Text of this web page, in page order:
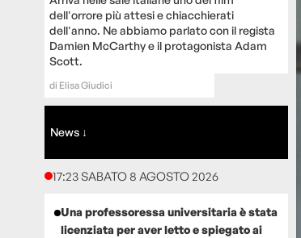
dell'orrore più attesi e chiacchierati
dell'anno. Ne abbiamo parlato con il regista
Damien McCarthy e il protagonista Adam
Scott.
di Elisa Giudici
News ↓
17:23 SABATO 8 AGOSTO 2026
Una professoressa universitaria è stata
licenziata per aver letto e spiegato ai